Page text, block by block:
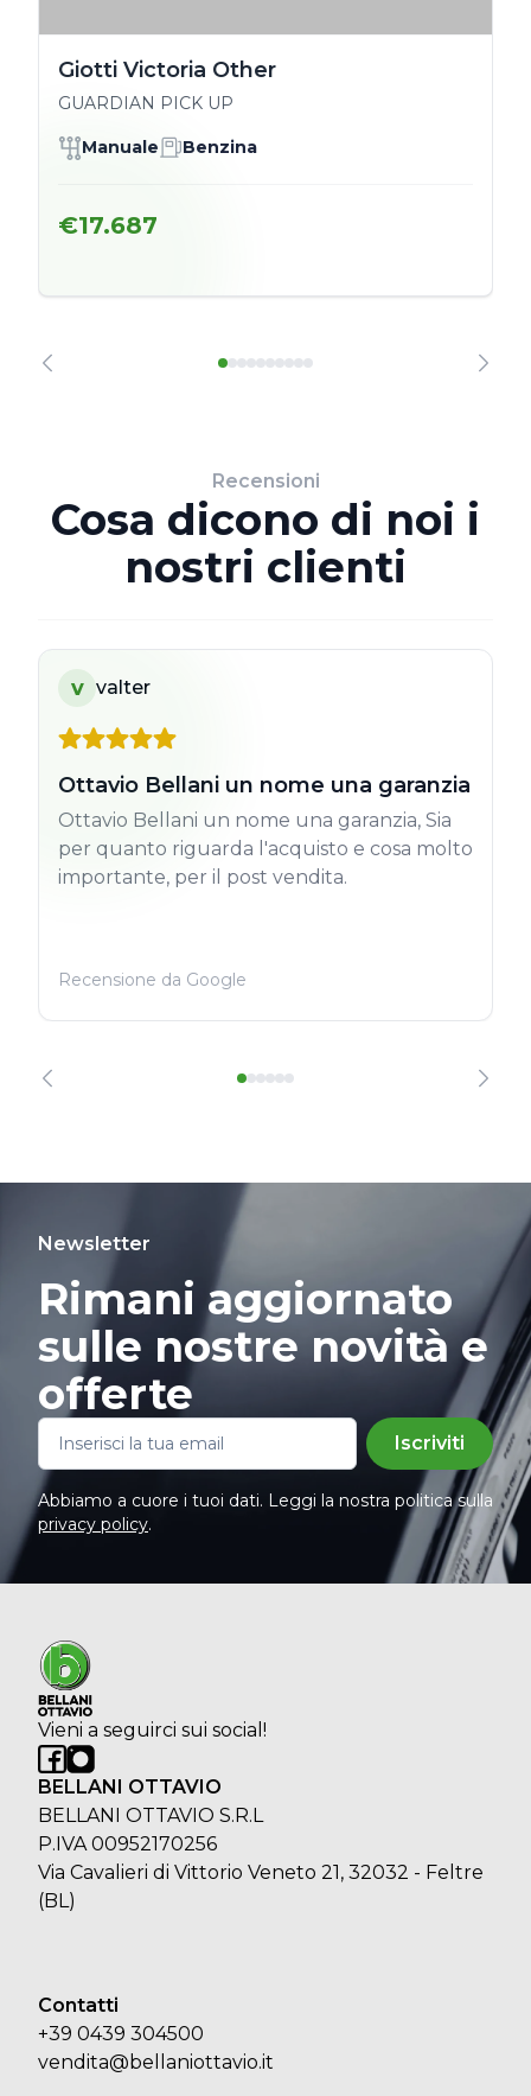
Giotti Victoria Other
GUARDIAN PICK UP
Manuale Benzina
€17.687
Recensioni
Cosa dicono di noi i
nostri clienti
v valter
Ottavio Bellani un nome una garanzia
Ottavio Bellani un nome una garanzia, Sia
per quanto riguarda l'acquisto e cosa molto
importante, per il post vendita.
Recensione da Google
Newsletter
Rimani aggiornato
sulle nostre novità e
offerte
Iscriviti
Abbiamo a cuore i tuoi dati. Leggi la nostra politica sulla
privacy policy.
Vieni a seguirci sui social!
BELLANI OTTAVIO
BELLANI OTTAVIO S.R.L
P.IVA 00952170256
Via Cavalieri di Vittorio Veneto 21, 32032 - Feltre
(BL)
Contatti
+39 0439 304500
vendita@bellaniottavio.it